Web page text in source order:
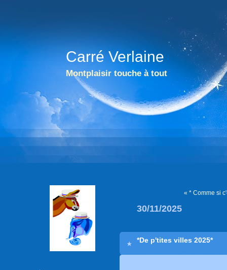
Carré Verlaine
Montplaisir touche à tout
« * Comme si
30/11/2025
*De p'tites villes 2025*